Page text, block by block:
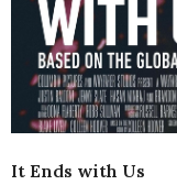
It Ends with Us